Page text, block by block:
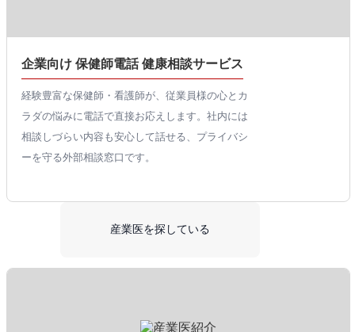
企業向け 保健師電話 健康相談サービス
経験豊富な保健師・看護師が、従業員様の心とカ
ラダの悩みに電話で直接お応えします。社内には
相談しづらい内容も安心して話せる、プライバシ
ーを守る外部相談窓口です。
産業医を探している